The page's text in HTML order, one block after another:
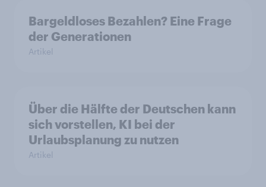
Bargeldloses Bezahlen? Eine Frage
der Generationen
Artikel
Über die Hälfte der Deutschen kann
sich vorstellen, KI bei der
Urlaubsplanung zu nutzen
Artikel